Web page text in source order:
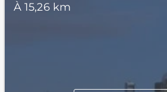
À 15,26 km